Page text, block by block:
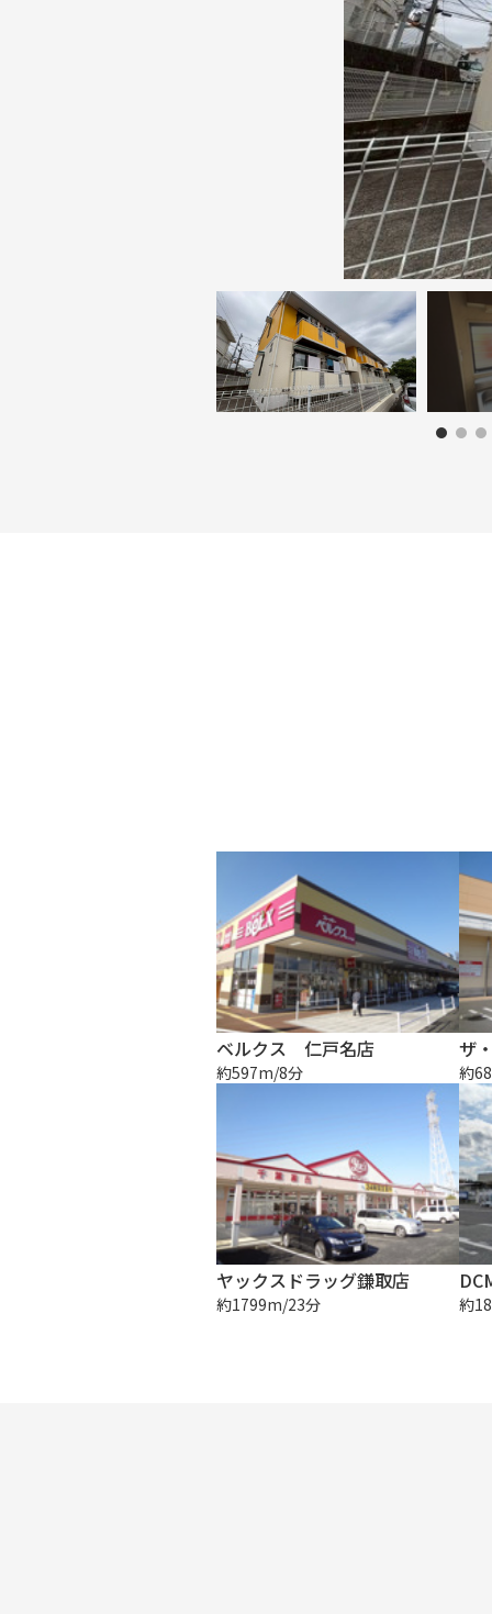
ベルクス 仁戸名店
約597m/8分 約
ヤックスドラッグ鎌取店
約1799m/23分 約